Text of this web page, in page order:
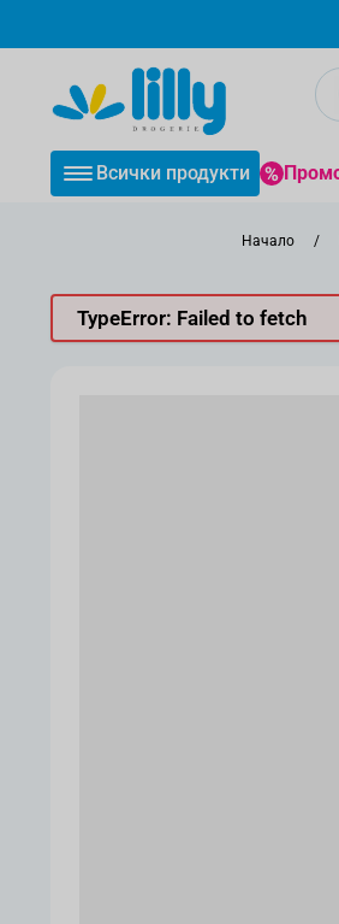
Всички продукти
Начало /
TypeError: Failed to fetch